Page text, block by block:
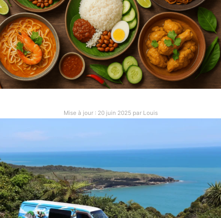
là bas. De quoi vous préparer au mieux et
d’anticiper quelques problèmes.
MALAISIE
Mise à jour : 20 juin 2025 par Louis
EN MALAISIE
Après plus d’un mois en Malaisie, on a pu découvrir
de nombreux plats. Voici ceux qu’il faut absolument
essayer d’après nous !